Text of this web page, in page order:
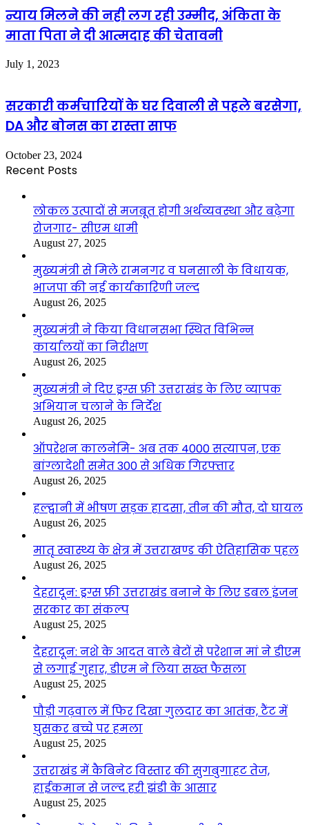
न्याय मिलने की नही लग रही उम्मीद, अंकिता के
माता पिता ने दी आत्मदाह की चेतावनी
July 1, 2023
सरकारी कर्मचारियों के घर दिवाली से पहले बरसेगा,
DA और बोनस का रास्ता साफ
October 23, 2024
Recent Posts
लोकल उत्पादों से मजबूत होगी अर्थव्यवस्था और बढ़ेगा
रोजगार- सीएम धामी
August 27, 2025
मुख्यमंत्री से मिले रामनगर व घनसाली के विधायक,
भाजपा की नई कार्यकारिणी जल्द
August 26, 2025
मुख्यमंत्री ने किया विधानसभा स्थित विभिन्न
कार्यालयों का निरीक्षण
August 26, 2025
मुख्यमंत्री ने दिए ड्रग्स फ्री उत्तराखंड के लिए व्यापक
अभियान चलाने के निर्देश
August 26, 2025
ऑपरेशन कालनेमि- अब तक 4000 सत्यापन, एक
बांग्लादेशी समेत 300 से अधिक गिरफ्तार
August 26, 2025
हल्द्वानी में भीषण सड़क हादसा, तीन की मौत, दो घायल
August 26, 2025
मातृ स्वास्थ्य के क्षेत्र में उत्तराखण्ड की ऐतिहासिक पहल
August 26, 2025
देहरादून: ड्रग्स फ्री उत्तराखंड बनाने के लिए डबल इंजन
सरकार का संकल्प
August 25, 2025
देहरादून: नशे के आदत वाले बेटों से परेशान मां ने डीएम
से लगाई गुहार, डीएम ने लिया सख्त फैसला
August 25, 2025
पौड़ी गढ़वाल में फिर दिखा गुलदार का आतंक, टैंट में
घुसकर बच्चे पर हमला
August 25, 2025
उत्तराखंड में कैबिनेट विस्तार की सुगबुगाहट तेज,
हाईकमान से जल्द हरी झंडी के आसार
August 25, 2025